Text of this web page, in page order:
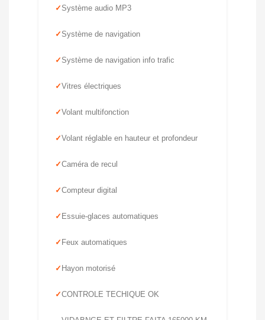
Système audio MP3
Système de navigation
Système de navigation info trafic
Vitres électriques
Volant multifonction
Volant réglable en hauteur et profondeur
Caméra de recul
Compteur digital
Essuie-glaces automatiques
Feux automatiques
Hayon motorisé
CONTROLE TECHIQUE OK